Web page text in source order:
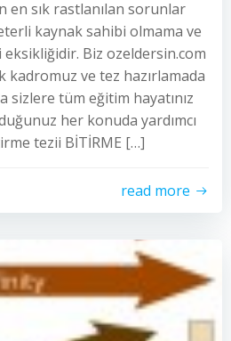
en sık rastlanılan sorunlar
kaynak sahibi olmama ve
Biz ozeldersin.com
kadromuz ve tez hazırlamada
sizlere tüm eğitim hayatınız
her konuda yardımcı
tezii BİTİRME […]
read more